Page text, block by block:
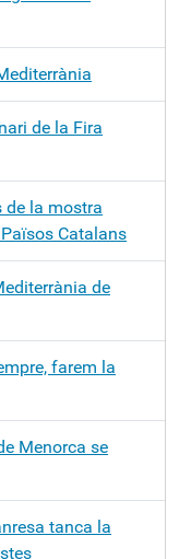
de la Fira
de la mostra
Catalans
de
farem la
Menorca se
tanca la